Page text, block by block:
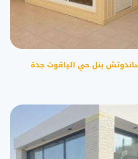
بنل حي الياقوت جدة